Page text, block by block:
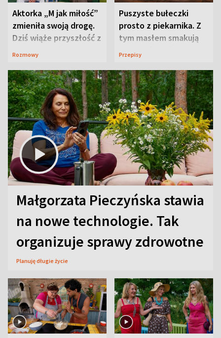
Aktorka „M jak miłość”
zmieniła swoją drogę.
Dziś wiąże przyszłość z
neurobiologią
Rozmowy
Puszyste bułeczki
prosto z piekarnika. Z
tym masłem smakują
jeszcze lepiej
Przepisy
Małgorzata Pieczyńska stawia
na nowe technologie. Tak
organizuje sprawy zdrowotne
Planuję długie życie